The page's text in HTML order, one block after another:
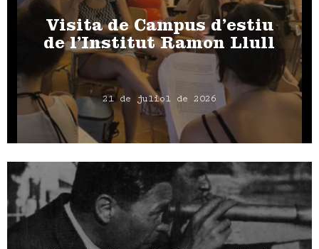
Visita de Campus d’estiu
de l’Institut Ramon Llull
21 de juliol de 2026